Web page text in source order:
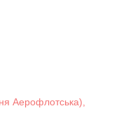
Аерофлотська),